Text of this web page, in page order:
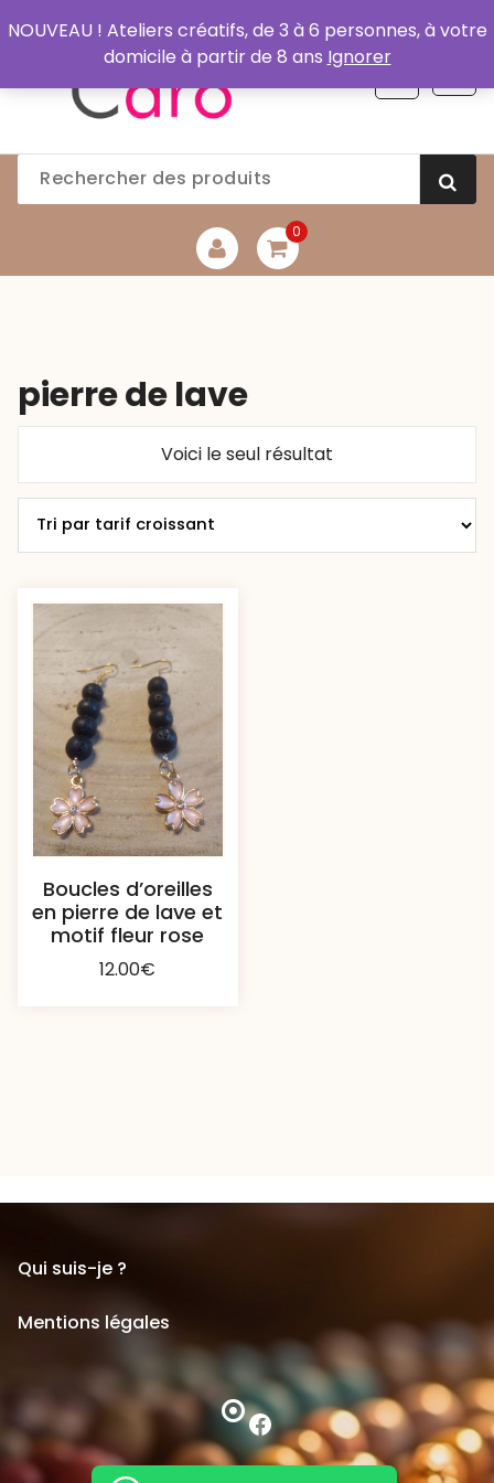
au
0
pierre de lave
Voici le seul résultat
Boucles d’oreilles
en pierre de lave et
motif fleur rose
12.00€
Qui suis-je ?
Mentions légales
Facebook
NOUVEAU ! Ateliers créatifs, de 3 à 6 personnes, à votre
domicile à partir de 8 ans Ignorer